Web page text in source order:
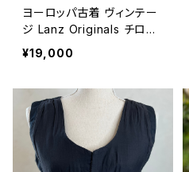
ヨーロッパ古着 ヴィンテー
ジ Lanz Originals チロル
ワンピース
¥19,000